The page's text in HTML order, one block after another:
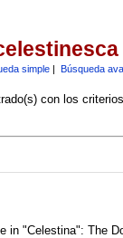
simple| Búsqueda
con los
in "Celestina": The